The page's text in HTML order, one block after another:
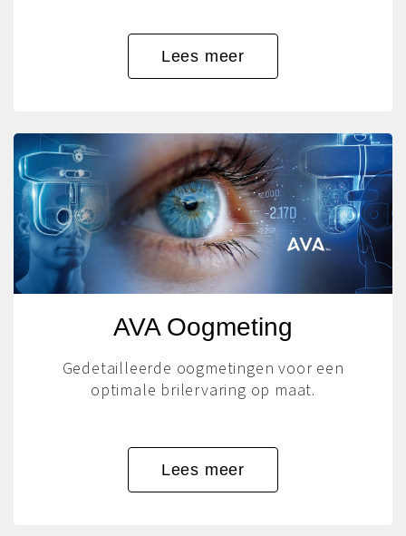
Lees meer
AVA Oogmeting
Gedetailleerde oogmetingen voor een
optimale brilervaring op maat.
Lees meer